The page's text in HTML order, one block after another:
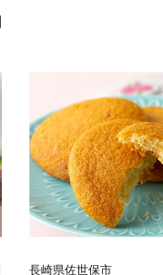
長崎県佐世保市